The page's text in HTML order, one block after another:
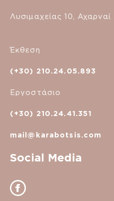
Λυσιμαχείας 10, Αχαρναί
Έκθεση
(+30) 210.24.05.893
Εργοστάσιο
(+30) 210.24.41.351
mail@karabotsis.com
Social Media